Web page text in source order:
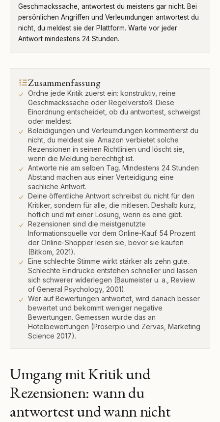
Geschmackssache, antwortest du meistens gar nicht. Bei
persönlichen Angriffen und Verleumdungen antwortest du
nicht, du meldest sie der Plattform. Warte vor jeder
Antwort mindestens 24 Stunden.
Zusammenfassung
Ordne jede Kritik zuerst ein: konstruktiv, reine
Geschmackssache oder Regelverstoß. Diese
Einordnung entscheidet, ob du antwortest, schweigst
oder meldest.
Beleidigungen und Verleumdungen kommentierst du
nicht, du meldest sie. Amazon verbietet solche
Rezensionen in seinen Richtlinien und löscht sie,
wenn die Meldung berechtigt ist.
Antworte nie am selben Tag. Mindestens 24 Stunden
Abstand machen aus einer Verteidigung eine
sachliche Antwort.
Deine öffentliche Antwort schreibst du nicht für den
Kritiker, sondern für alle, die mitlesen. Deshalb kurz,
höflich und mit einer Lösung, wenn es eine gibt.
Rezensionen sind die meistgenutzte
Informationsquelle vor dem Online-Kauf. 54 Prozent
der Online-Shopper lesen sie, bevor sie kaufen
(Bitkom, 2021).
Eine schlechte Stimme wirkt stärker als zehn gute.
Schlechte Eindrücke entstehen schneller und lassen
sich schwerer widerlegen (Baumeister u. a., Review
of General Psychology, 2001).
Wer auf Bewertungen antwortet, wird danach besser
bewertet und bekommt weniger negative
Bewertungen. Gemessen wurde das an
Hotelbewertungen (Proserpio und Zervas, Marketing
Science 2017).
Umgang mit Kritik und
Rezensionen: wann du
antwortest und wann nicht